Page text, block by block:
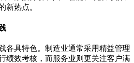
新热点。
各具特色。制造业通常采用精益管理
绩效考核，而服务业则更关注客户满